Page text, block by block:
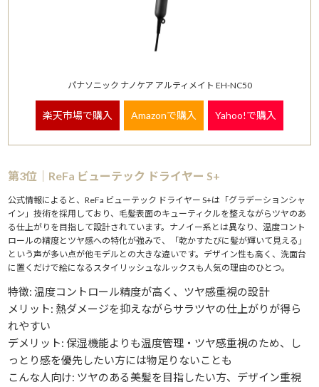
パナソニック ナノケア アルティメイト EH-NC50
楽天市場で購入 Amazonで購入 Yahoo!で購入
第3位｜ReFa ビューテック ドライヤー S+
公式情報によると、ReFa ビューテック ドライヤー S+は「グラデーションシャ
イン」技術を採用しており、毛髪表面のキューティクルを整えながらツヤのあ
る仕上がりを目指して設計されています。ナノイー系とは異なり、温度コント
ロールの精度とツヤ感への特化が強みで、「乾かすたびに髪が輝いて見える」
という声が多い点が他モデルとの大きな違いです。デザイン性も高く、洗面台
に置くだけで絵になるスタイリッシュなルックスも人気の理由のひとつ。
特徴: 温度コントロール精度が高く、ツヤ感重視の設計
メリット: 熱ダメージを抑えながらサラツヤの仕上がりが得ら
れやすい
デメリット: 保湿機能よりも温度管理・ツヤ感重視のため、し
っとり感を優先したい方には物足りないことも
こんな人向け: ツヤのある美髪を目指したい方、デザイン重視